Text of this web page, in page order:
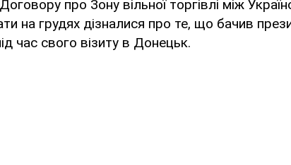
про Зону вільної торгівлі між
на грудях дізналися про те, що бачив
час свого візиту в Донецьк.